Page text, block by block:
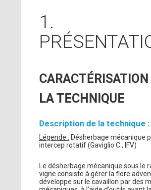
1.
CARACTÉRISATION
LA TECHNIQUE
Description de la technique :
Légende : Désherbage mécanique
intercep rotatif (Gaviglio C., IFV)
Le désherbage mécanique sous le
vigne consiste à gérer la flore
développe sur le cavaillon par des